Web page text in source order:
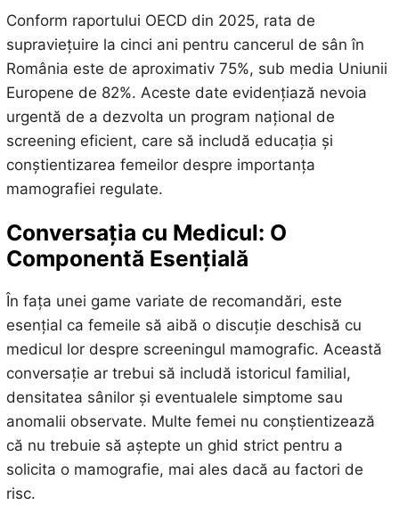
Conform raportului OECD din 2025, rata de
supraviețuire la cinci ani pentru cancerul de sân în
România este de aproximativ 75%, sub media Uniunii
Europene de 82%. Aceste date evidențiază nevoia
urgentă de a dezvolta un program național de
screening eficient, care să includă educația și
conștientizarea femeilor despre importanța
mamografiei regulate.
Conversația cu Medicul: O
Componentă Esențială
În fața unei game variate de recomandări, este
esențial ca femeile să aibă o discuție deschisă cu
medicul lor despre screeningul mamografic. Această
conversație ar trebui să includă istoricul familial,
densitatea sânilor și eventualele simptome sau
anomalii observate. Multe femei nu conștientizează
că nu trebuie să aștepte un ghid strict pentru a
solicita o mamografie, mai ales dacă au factori de
risc.